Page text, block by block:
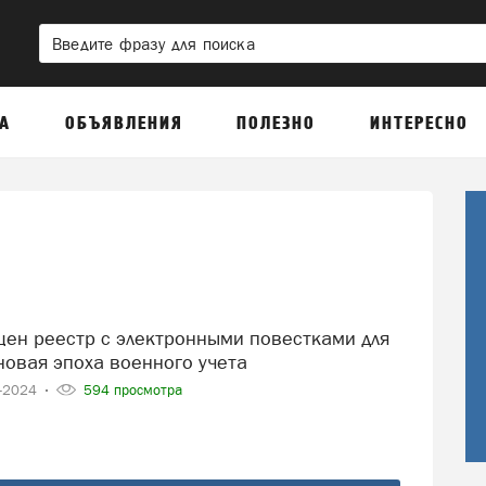
ОБЪЯВЛЕНИЯ ПОЛЕЗНО ИНТЕРЕСНО
эпоха военного учета
2024 594 просмотра